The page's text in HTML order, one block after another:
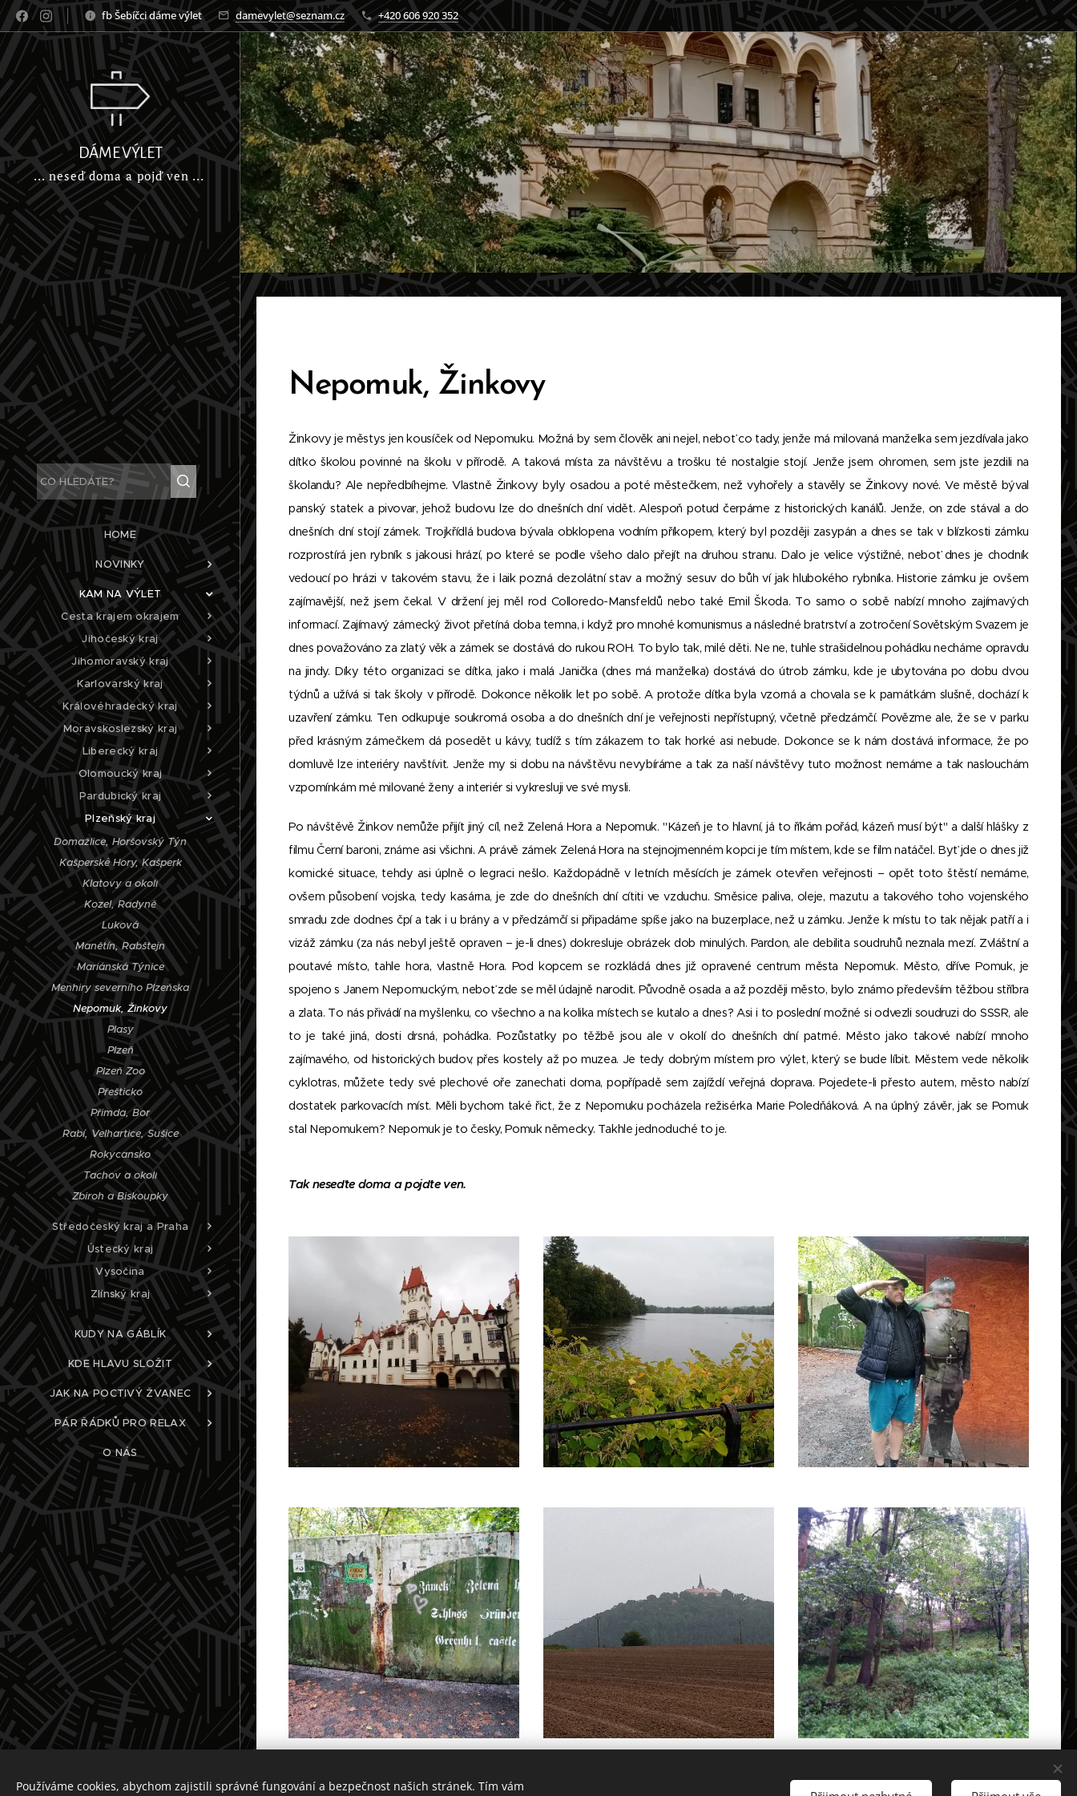
fb Šebíčci dáme výlet damevylet@seznam.cz +420 606 920 352
DÁME VÝLET
... neseď doma a pojď ven ...
HOME
NOVINKY
KAM NA VÝLET
Cesta krajem okrajem
Jihočeský kraj
Jihomoravský kraj
Karlovarský kraj
Královéhradecký kraj
Moravskoslezský kraj
Liberecký kraj
Olomoucký kraj
Pardubický kraj
Plzeňský kraj
Domažlice, Horšovský Týn
Kašperské Hory, Kašperk
Klatovy a okolí
Kozel, Radyně
Luková
Manětín, Rabštejn
Mariánská Týnice
Menhiry severního Plzeňska
Nepomuk, Žinkovy
Plasy
Plzeň
Plzeň Zoo
Přešticko
Přimda, Bor
Rabí, Velhartice, Sušice
Rokycansko
Tachov a okolí
Zbiroh a Biskoupky
Středočeský kraj a Praha
Ústecký kraj
Vysočina
Zlínský kraj
KUDY NA GÁBLÍK
KDE HLAVU SLOŽIT
JAK NA POCTIVÝ ŽVANEC
PÁR ŘÁDKŮ PRO RELAX
O NÁS
Nepomuk, Žinkovy
Žinkovy je městys jen kousíček od Nepomuku. Možná by sem člověk ani nejel, neboť co tady, jenže má milovaná manželka sem jezdívala jako
dítko školou povinné na školu v přírodě. A taková místa za návštěvu a trošku té nostalgie stojí. Jenže jsem ohromen, sem jste jezdili na
školandu? Ale nepředbíhejme. Vlastně Žinkovy byly osadou a poté městečkem, než vyhořely a stavěly se Žinkovy nové. Ve městě býval
panský statek a pivovar, jehož budovu lze do dnešních dní vidět. Alespoň potud čerpáme z historických kanálů. Jenže, on zde stával a do
dnešních dní stojí zámek. Trojkřídlá budova bývala obklopena vodním příkopem, který byl později zasypán a dnes se tak v blízkosti zámku
rozprostírá jen rybník s jakousi hrází, po které se podle všeho dalo přejít na druhou stranu. Dalo je velice výstižné, neboť dnes je chodník
vedoucí po hrázi v takovém stavu, že i laik pozná dezolátní stav a možný sesuv do bůh ví jak hlubokého rybníka. Historie zámku je ovšem
zajímavější, než jsem čekal. V držení jej měl rod Colloredo-Mansfeldů nebo také Emil Škoda. To samo o sobě nabízí mnoho zajímavých
informací. Zajímavý zámecký život přetíná doba temna, i když pro mnohé komunismus a následné bratrství a zotročení Sovětským Svazem je
dnes považováno za zlatý věk a zámek se dostává do rukou ROH. To bylo tak, milé děti. Ne ne, tuhle strašidelnou pohádku necháme opravdu
na jindy. Díky této organizaci se dítka, jako i malá Janička (dnes má manželka) dostává do útrob zámku, kde je ubytována po dobu dvou
týdnů a užívá si tak školy v přírodě. Dokonce několik let po sobě. A protože dítka byla vzorná a chovala se k památkám slušně, dochází k
uzavření zámku. Ten odkupuje soukromá osoba a do dnešních dní je veřejnosti nepřístupný, včetně předzámčí. Povězme ale, že se v parku
před krásným zámečkem dá posedět u kávy, tudíž s tím zákazem to tak horké asi nebude. Dokonce se k nám dostává informace, že po
domluvě lze interiéry navštívit. Jenže my si dobu na návštěvu nevybíráme a tak za naší návštěvy tuto možnost nemáme a tak naslouchám
vzpomínkám mé milované ženy a interiér si vykresluji ve své mysli.
Po návštěvě Žinkov nemůže přijít jiný cíl, než Zelená Hora a Nepomuk. "Kázeň je to hlavní, já to říkám pořád, kázeň musí být" a další hlášky z
filmu Černí baroni, známe asi všichni. A právě zámek Zelená Hora na stejnojmenném kopci je tím místem, kde se film natáčel. Byť jde o dnes již
komické situace, tehdy asi úplně o legraci nešlo. Každopádně v letních měsících je zámek otevřen veřejnosti – opět toto štěstí nemáme,
ovšem působení vojska, tedy kasárna, je zde do dnešních dní cítiti ve vzduchu. Směsice paliva, oleje, mazutu a takového toho vojenského
smradu zde dodnes čpí a tak i u brány a v předzámčí si připadáme spíše jako na buzerplace, než u zámku. Jenže k místu to tak nějak patří a i
vizáž zámku (za nás nebyl ještě opraven – je-li dnes) dokresluje obrázek dob minulých. Pardon, ale debilita soudruhů neznala mezí. Zvláštní a
poutavé místo, tahle hora, vlastně Hora. Pod kopcem se rozkládá dnes již opravené centrum města Nepomuk. Město, dříve Pomuk, je
spojeno s Janem Nepomuckým, neboť zde se měl údajně narodit. Původně osada a až později město, bylo známo především těžbou stříbra
a zlata. To nás přivádí na myšlenku, co všechno a na kolika místech se kutalo a dnes? Asi i to poslední možné si odvezli soudruzi do SSSR, ale
to je také jiná, dosti drsná, pohádka. Pozůstatky po těžbě jsou ale v okolí do dnešních dní patrné. Město jako takové nabízí mnoho
zajímavého, od historických budov, přes kostely až po muzea. Je tedy dobrým místem pro výlet, který se bude líbit. Městem vede několik
cyklotras, můžete tedy své plechové oře zanechati doma, popřípadě sem zajíždí veřejná doprava. Pojedete-li přesto autem, město nabízí
dostatek parkovacích míst. Měli bychom také řict, že z Nepomuku pocházela režisérka Marie Poledňáková. A na úplný závěr, jak se Pomuk
stal Nepomukem? Nepomuk je to česky, Pomuk německy. Takhle jednoduché to je.
Tak neseďte doma a pojďte ven.
Používáme cookies, abychom zajistili správné fungování a bezpečnost našich stránek. Tím vám